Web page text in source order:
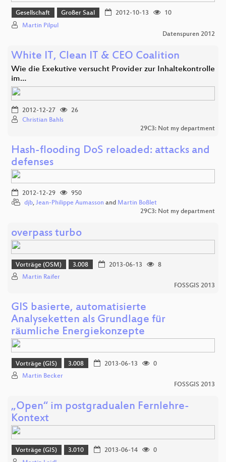
Gesellschaft Großer Saal 2012-10-13
10
Martin Pilpul
Datenspuren 2012
White IT, Clean IT & CEO Coalition
Wie die Exekutive versucht Provider zur Inhaltekontrolle
im…
2012-12-27
26
Christian Bahls
29C3: Not my department
Hash-flooding DoS reloaded: attacks and
defenses
2012-12-29
950
djb, Jean-Philippe Aumasson and Martin Boßlet
29C3: Not my department
overpass turbo
Vorträge (OSM) 3.008 2013-06-13
8
Martin Raifer
FOSSGIS 2013
GIS basierte, automatisierte
Analyseketten als Grundlage für
räumliche Energiekonzepte
Vorträge (GIS) 3.008 2013-06-13
0
Martin Becker
FOSSGIS 2013
„Open“ im postgradualen Fernlehre-
Kontext
Vorträge (GIS) 3.010 2013-06-14
0